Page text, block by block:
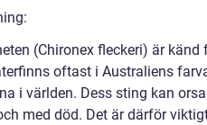
(Chironex fleckeri) är
oftast i Australiens
i världen. Dess sting kan
med död. Det är därför